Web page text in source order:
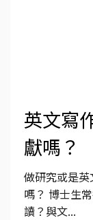
英文寫
獻嗎？
做研究或是
嗎？ 博士生
讀？與文...